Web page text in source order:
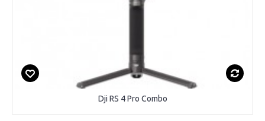
Dji RS 4 Pro Combo